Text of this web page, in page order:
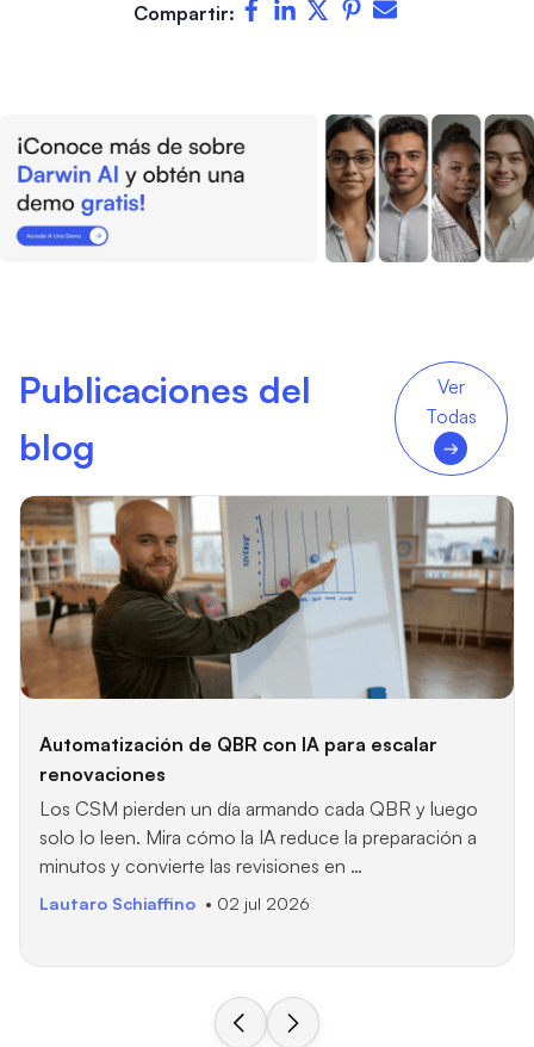
Compartir:
Publicaciones del
blog
Ver
Todas
Automatización de QBR con IA para escalar
renovaciones
Los CSM pierden un día armando cada QBR y luego
solo lo leen. Mira cómo la IA reduce la preparación a
minutos y convierte las revisiones en …
Lautaro Schiaffino • 02 jul 2026